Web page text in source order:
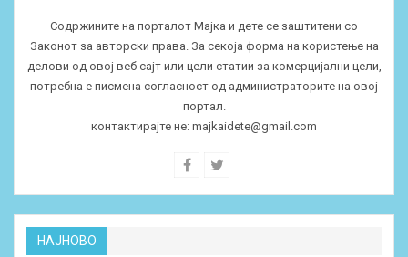
Содржините на порталот Мајка и дете се заштитени со
Законот за авторски права. За секоја форма на користење на
делови од овој веб сајт или цели статии за комерцијални цели,
потребна е писмена согласност од администраторите на овој
портал.
контактирајте не: majkaidete@gmail.com
НАЈНОВО